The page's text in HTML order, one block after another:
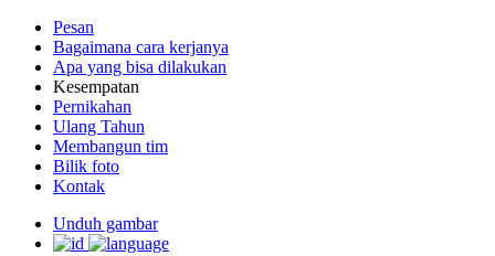
Pesan
Bagaimana cara kerjanya
Apa yang bisa dilakukan
Kesempatan
Pernikahan
Ulang Tahun
Membangun tim
Bilik foto
Kontak
Unduh gambar